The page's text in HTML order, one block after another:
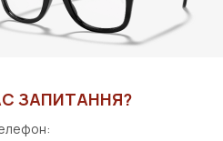
ЗАПИТАННЯ?